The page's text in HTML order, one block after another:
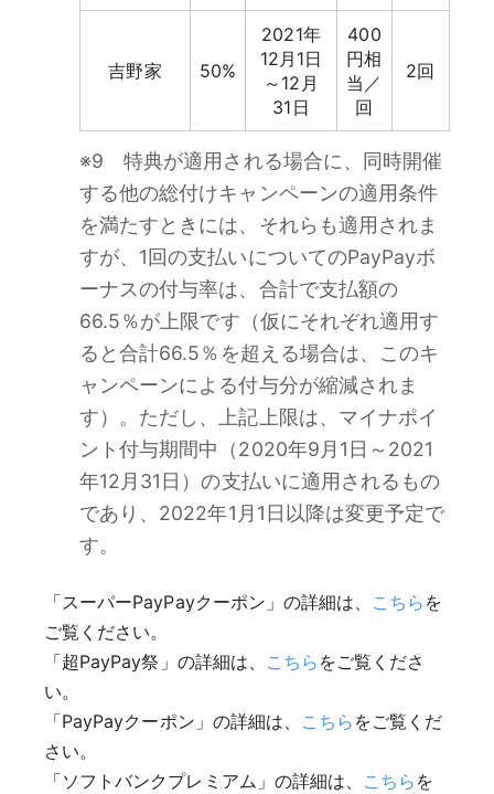
吉野家 50%
2021年
12月1日
～12月
31日
400
円相
当／
回
2回
※9 特典が適用される場合に、同時開催
する他の総付けキャンペーンの適用条件
を満たすときには、それらも適用されま
すが、1回の支払いについてのPayPayボ
ーナスの付与率は、合計で支払額の
66.5％が上限です（仮にそれぞれ適用す
ると合計66.5％を超える場合は、このキ
ャンペーンによる付与分が縮減されま
す）。ただし、上記上限は、マイナポイ
ント付与期間中（2020年9月1日～2021
年12月31日）の支払いに適用されるもの
であり、2022年1月1日以降は変更予定で
す。
「スーパーPayPayクーポン」の詳細は、 こちら を
ご覧ください。
「超PayPay祭」の詳細は、
こちら をご覧くださ
い。
「PayPayクーポン」の詳細は、 こちら をご覧くだ
さい。
「ソフトバンクプレミアム」の詳細は、 こちら を